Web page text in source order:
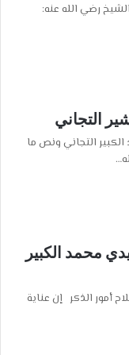
حفيد الشيخ رضي الله عنه:
التجاني
التجاني ونص ما
محمد الكبير
أمور الذكر إن عناية